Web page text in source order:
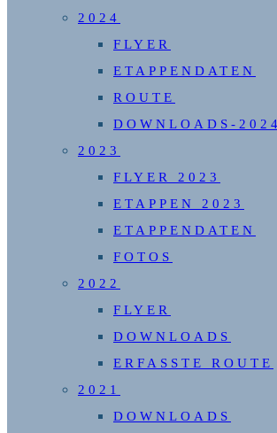
2024
FLYER
ETAPPENDATEN
ROUTE
DOWNLOADS-2024
2023
FLYER 2023
ETAPPEN 2023
ETAPPENDATEN
FOTOS
2022
FLYER
DOWNLOADS
ERFASSTE ROUTE
2021
DOWNLOADS